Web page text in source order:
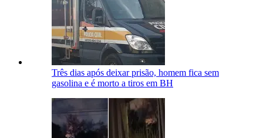
Três dias após deixar prisão, homem fica sem
gasolina e é morto a tiros em BH